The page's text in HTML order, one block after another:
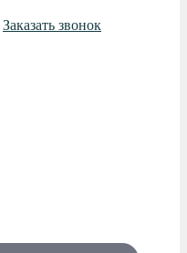
Заказать звонок